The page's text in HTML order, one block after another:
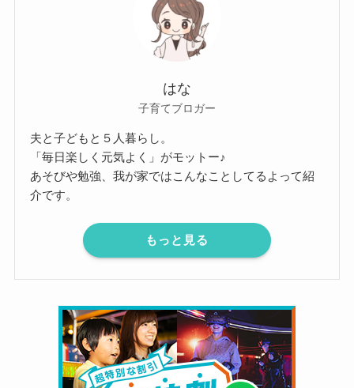
はな
子育てブロガー
夫と子どもと５人暮らし。
「毎日楽しく元気よく」がモットー♪
あそびや勉強、我が家ではこんなことしてるよって紹
介です。
もっと見る